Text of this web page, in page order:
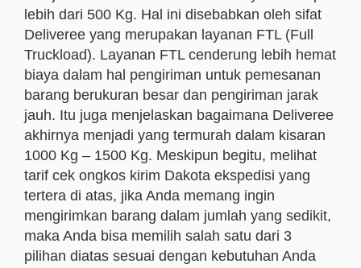
lebih dari 500 Kg. Hal ini disebabkan oleh sifat
Deliveree yang merupakan layanan FTL (Full
Truckload). Layanan FTL cenderung lebih hemat
biaya dalam hal pengiriman untuk pemesanan
barang berukuran besar dan pengiriman jarak
jauh. Itu juga menjelaskan bagaimana Deliveree
akhirnya menjadi yang termurah dalam kisaran
1000 Kg – 1500 Kg. Meskipun begitu, melihat
tarif cek ongkos kirim Dakota ekspedisi yang
tertera di atas, jika Anda memang ingin
mengirimkan barang dalam jumlah yang sedikit,
maka Anda bisa memilih salah satu dari 3
pilihan diatas sesuai dengan kebutuhan Anda